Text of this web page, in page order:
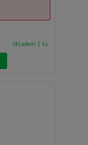
Skladem 1 ks